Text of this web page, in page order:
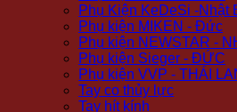
Phụ Kiện KeDeSi -Nhật
Phụ kiện MIKEN - Đức
Phụ kiện NEWSTAR -
Phụ kiện Sieger - ĐỨC
Phụ kiện VVP - THÁI
Tay co thủy lực
Tay hít kính